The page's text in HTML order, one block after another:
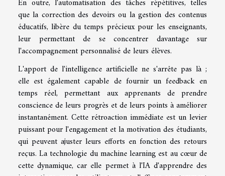
que la correction des devoirs ou la gestion des contenus
éducatifs, libère du temps précieux pour les enseignants,
leur permettant de se concentrer davantage sur
l'accompagnement personnalisé de leurs élèves.
L'apport de l'intelligence artificielle ne s'arrête pas là ;
elle est également capable de fournir un feedback en
temps réel, permettant aux apprenants de prendre
conscience de leurs progrès et de leurs points à améliorer
instantanément. Cette rétroaction immédiate est un levier
puissant pour l'engagement et la motivation des étudiants,
qui peuvent ajuster leurs efforts en fonction des retours
reçus. La technologie du machine learning est au cœur de
cette dynamique, car elle permet à l'IA d'apprendre des